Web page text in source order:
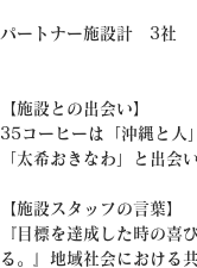
パートナー施設計　3社
【施設との出会い】
35コーヒーは「沖縄と人
「太希おきなわ」と出会
【施設スタッフの言葉】
『目標を達成した時の喜
る。』地域社会における